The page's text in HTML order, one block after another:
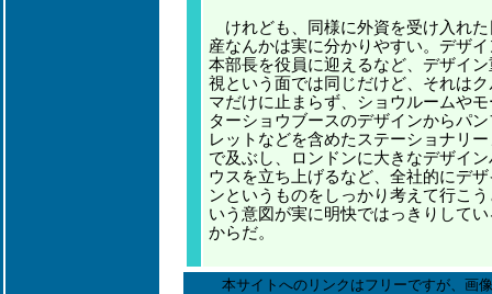
けれども、同様に外資を受け入れた
産なんかは実に分かりやすい。デザイ
本部長を役員に迎えるなど、デザイン
視という面では同じだけど、それはク
マだけに止まらず、ショウルームやモ
ターショウブースのデザインからパン
レットなどを含めたステーショナリー
で及ぶし、ロンドンに大きなデザイン
ウスを立ち上げるなど、全社的にデザ
ンというものをしっかり考えて行こう
いう意図が実に明快ではっきりしてい
からだ。
本サイトへのリンクはフリーですが、画